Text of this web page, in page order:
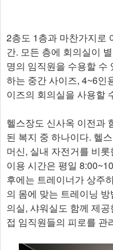
2층도 1층과 마찬가지로
간. 모든 층에 회의실이
명의 임직원을 수용할 수
하는 중간 사이즈, 4~6인
이즈의 회의실을 사용할
헬스장도 신사옥 이전과
된 복지 중 하나이다. 헬
머신, 실내 자전거를 비
이용 시간은 평일
후에는 트레이너가 상주
의 몸에 맞는 트레이닝
의실, 샤워실도 함께 제
접 임직원들의 피로를 관